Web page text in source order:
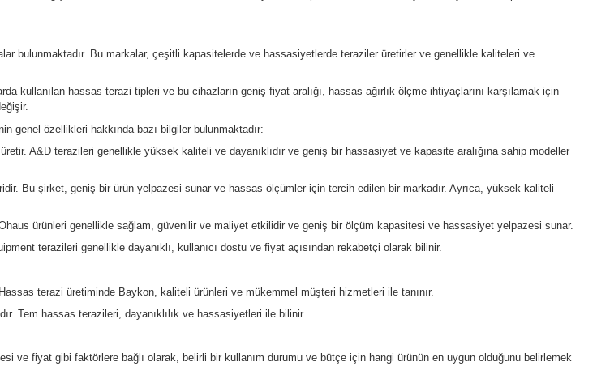
cihazlar, miligram hatta mikrogram düzeyinde hassas ağırlık ölçümleri yapabilir. Hassas tartıların
hassas ölçümler yapabilen teraziler genellikle daha pahalıdır. Bu, hassasiyetin artmasıyla
ölçüm kapasitesine sahip teraziler genellikle daha maliyetlidir, çünkü daha büyük yüklerin
faktördür. Örneğin, yük hücreleri ve dijital ölçüm teknolojileri gibi ileri teknolojiler genellikle daha
fiyatı etkiler. Paslanmaz çelik, alüminyum veya diğer yüksek kaliteli malzemelerden yapılmış teraziler
yüksek kaliteli ürünler ve mükemmel müşteri hizmetleri ile tanınır ve bu nedenle ürünleri için daha
ek özellikler, bir terazinin maliyetini artırabilir.
yapımında kullanılan malzemelere, markaya ve ek özelliklere kadar değişiklik gösterir. Tüm